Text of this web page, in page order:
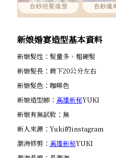
新娘婚宴造型基本資料
新娘髮性：髮量多、粗硬髮
新娘髮長：肩下20公分左右
新娘髮色：咖啡色
新娘造型師： 高雄新秘YUKI
新娘有無試妝：無
新人來源：Yuki的instagram
瀏海修剪： 高雄新秘YUKI